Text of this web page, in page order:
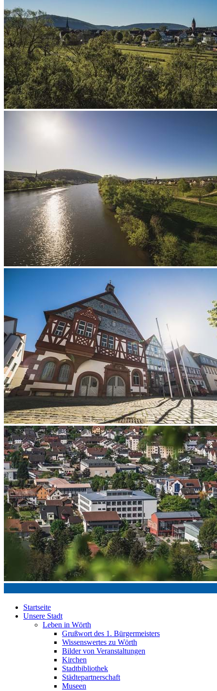
Startseite
Unsere Stadt
Leben in Wörth
Grußwort des 1. Bürgermeisters
Wissenswertes zu Wörth
Bilder von Veranstaltungen
Kirchen
Stadtbibliothek
Städtepartnerschaft
Museen